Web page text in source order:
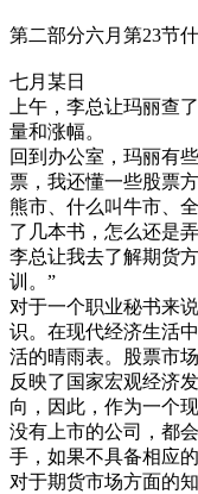
第二部分六月第23节
七月某日
上午，李总让玛丽查
量和涨幅。
回到办公室，玛丽有
票，我还懂一些股票
熊市、什么叫牛市、
了几本书，怎么还是
李总让我去了解期货
训。”
对于一个职业秘书来
识。在现代经济生活
活的晴雨表。股票市
反映了国家宏观经济
向，因此，作为一个
没有上市的公司，都
手，如果不具备相应
对于期货市场方面的